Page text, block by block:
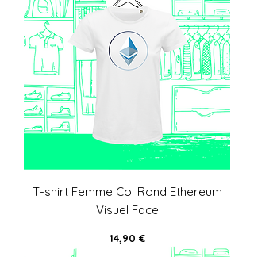
T-shirt Femme Col Rond Ethereum
Visuel Face
Prix
14,90 €